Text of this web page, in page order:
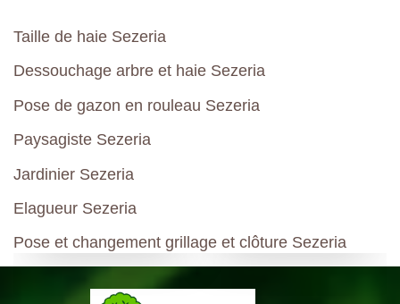
Taille de haie Sezeria
Dessouchage arbre et haie Sezeria
Pose de gazon en rouleau Sezeria
Paysagiste Sezeria
Jardinier Sezeria
Elagueur Sezeria
Pose et changement grillage et clôture Sezeria